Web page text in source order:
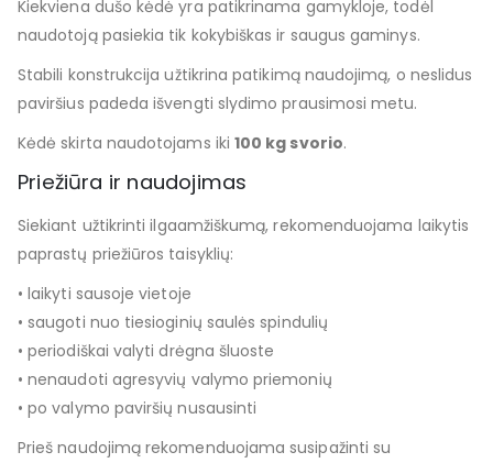
Kiekviena dušo kėdė yra patikrinama gamykloje, todėl
naudotoją pasiekia tik kokybiškas ir saugus gaminys.
Stabili konstrukcija užtikrina patikimą naudojimą, o neslidus
paviršius padeda išvengti slydimo prausimosi metu.
Kėdė skirta naudotojams iki 100 kg svorio.
Priežiūra ir naudojimas
Siekiant užtikrinti ilgaamžiškumą, rekomenduojama laikytis
paprastų priežiūros taisyklių:
• laikyti sausoje vietoje
• saugoti nuo tiesioginių saulės spindulių
• periodiškai valyti drėgna šluoste
• nenaudoti agresyvių valymo priemonių
• po valymo paviršių nusausinti
Prieš naudojimą rekomenduojama susipažinti su